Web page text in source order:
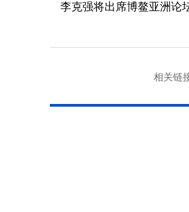
李克强将出席博鳌亚洲论
相关链